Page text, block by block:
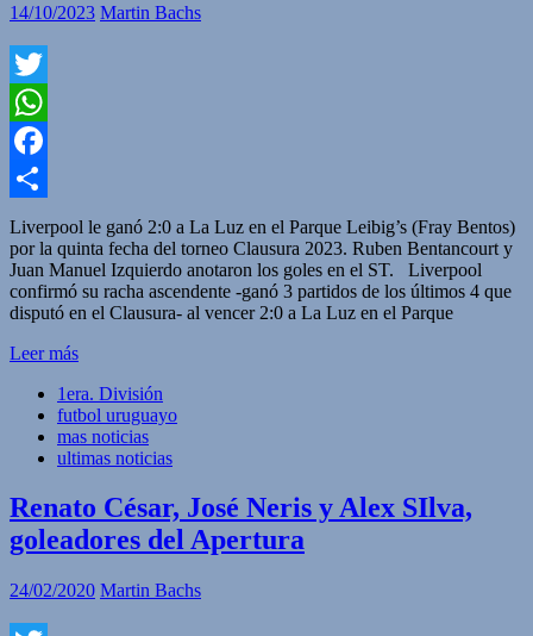
14/10/2023 Martin Bachs
Twitter
WhatsApp
Facebook
Compartir
Liverpool le ganó 2:0 a La Luz en el Parque Leibig’s (Fray Bentos)
por la quinta fecha del torneo Clausura 2023. Ruben Bentancourt y
Juan Manuel Izquierdo anotaron los goles en el ST. Liverpool
confirmó su racha ascendente -ganó 3 partidos de los últimos 4 que
disputó en el Clausura- al vencer 2:0 a La Luz en el Parque
Leer más
1era. División
futbol uruguayo
mas noticias
ultimas noticias
Renato César, José Neris y Alex SIlva,
goleadores del Apertura
24/02/2020 Martin Bachs